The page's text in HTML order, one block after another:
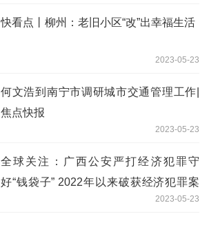
快看点丨柳州：老旧小区“改”出幸福生活
2023-05-23
何文浩到南宁市调研城市交通管理工作|
焦点快报
2023-05-23
全球关注：广西公安严打经济犯罪守
好“钱袋子” 2022年以来破获经济犯罪案
2023-05-23